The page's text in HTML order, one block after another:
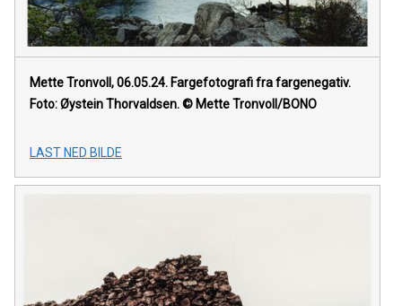
Mette Tronvoll, 06.05.24. Fargefotografi fra fargenegativ.
Foto: Øystein Thorvaldsen. © Mette Tronvoll/BONO
LAST NED BILDE